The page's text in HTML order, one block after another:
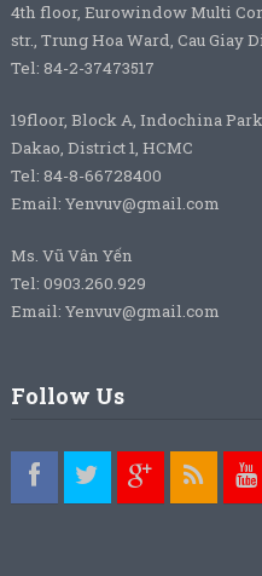
4th floor, Eurowindow Multi
str., Trung Hoa Ward, Cau Giay
Tel: 84-2-37473517
19floor, Block A, Indochina
Dakao, District 1, HCMC
Tel: 84-8-66728400
Email: Yenvuv@gmail.com
Ms. Vũ Vân Yến
Tel: 0903.260.929
Email: Yenvuv@gmail.com
Follow Us